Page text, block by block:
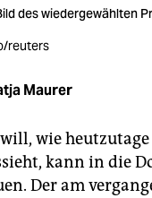
des wiedergewählten
reuters
Maurer
wie
kann in die
Der am